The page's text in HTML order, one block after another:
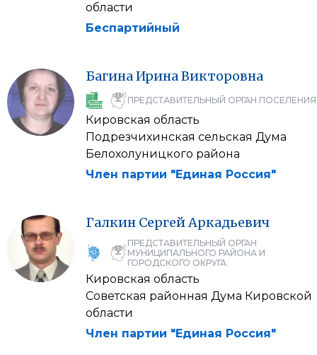
области
Беспартийный
БагинаИринаВикторовна
ПРЕДСТАВИТЕЛЬНЫЙ ОРГАН ПОСЕЛЕНИЯ
Кировская область
Подрезчихинская сельская Дума
Белохолуницкого района
Член партии "Единая Россия"
Галкин СергейАркадьевич
ПРЕДСТАВИТЕЛЬНЫЙ ОРГАН
МУНИЦИПАЛЬНОГО РАЙОНА И
ГОРОДСКОГО ОКРУГА
Кировская область
Советская районная Дума Кировской
области
Член партии "Единая Россия"